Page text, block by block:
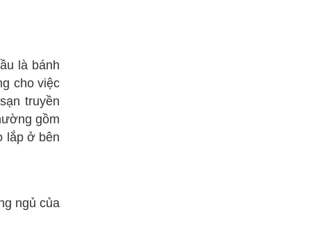
là bánh
cho việc
truyền
gồm
lắp ở bên
ngủ của